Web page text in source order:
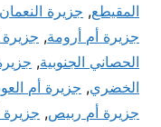
المقيطع, جزيرة النعمان
جزيرة أم أرومة, جزيرة
الحصاني الجنوبية,
الخضري, جزيرة أم
جزيرة أم ربيص,